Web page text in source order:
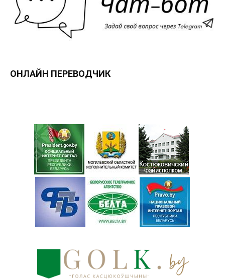
ОНЛАЙН ПЕРЕВОДЧИК